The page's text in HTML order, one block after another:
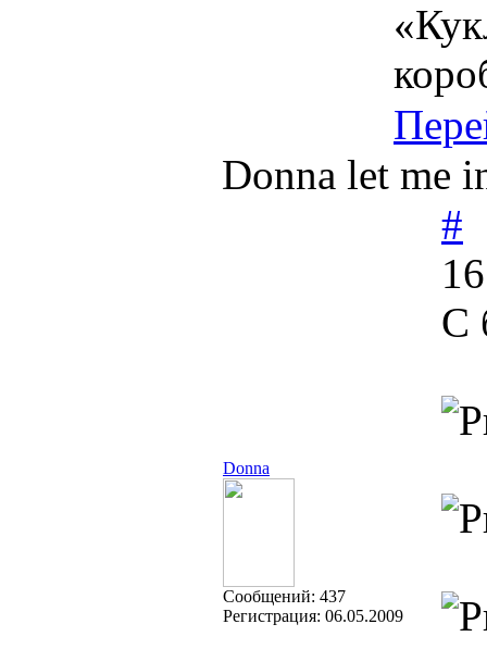
Donna let me
Donna
Cообщений: 437
Регистрация: 06.05.2009
#
С